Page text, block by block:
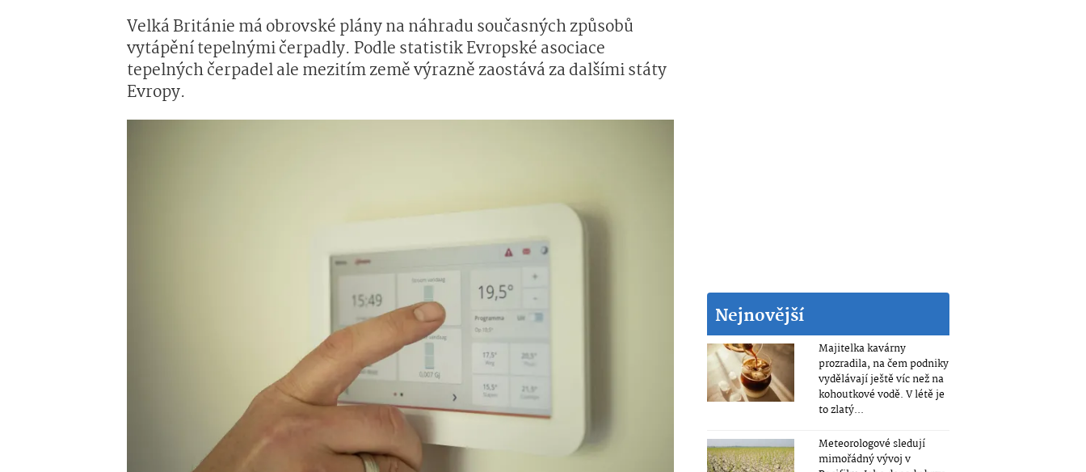
Velká Británie má obrovské plány na náhradu současných způsobů
vytápění tepelnými čerpadly. Podle statistik Evropské asociace
tepelných čerpadel ale mezitím země výrazně zaostává za dalšími státy
Evropy.
Nejnovější
Majitelka kavárny
prozradila, na čem podniky
vydělávají ještě víc než na
kohoutkové vodě. V létě je
to zlatý...
Meteorologové sledují
mimořádný vývoj v